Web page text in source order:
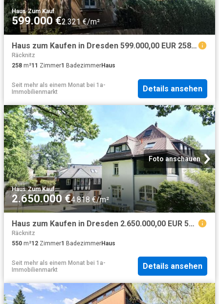
Haus·Zum Kauf
599.000 €2.321 €/m²
Haus zum Kaufen in Dresden 599.000,00 EUR 258 m²
Räcknitz
258 m²11 Zimmer1 BadezimmerHaus
Seit mehr als einem Monat bei 1a-
Immobilienmarkt
Details ansehen
Foto anschauen
Haus·Zum Kauf
2.650.000 €4.818 €/m²
Haus zum Kaufen in Dresden 2.650.000,00 EUR 550 m²
Räcknitz
550 m²12 Zimmer1 BadezimmerHaus
Seit mehr als einem Monat bei 1a-
Immobilienmarkt
Details ansehen